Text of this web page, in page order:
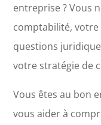
entreprise ? Vous
comptabilité, votre
questions
votre stratégie de
Vous êtes au bon
vous aider à